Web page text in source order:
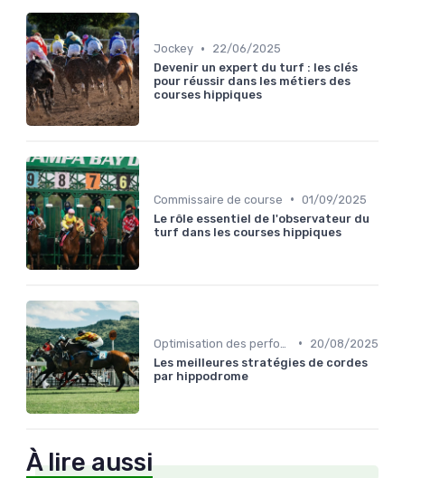
Jockey •
22/06/2025
Devenir un expert du turf : les clés
pour réussir dans les métiers des
courses hippiques
Commissaire de course • 01/09/2025
Le rôle essentiel de l'observateur du
turf dans les courses hippiques
•
20/08/2025
Les meilleures stratégies de cordes
par hippodrome
À lire aussi